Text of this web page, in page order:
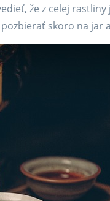
že z celej
skoro na jar